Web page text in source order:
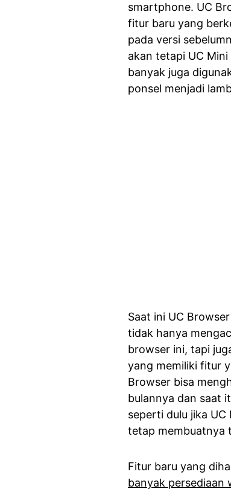
smartphone. UC
fitur baru yang
pada versi
akan tetapi UC
banyak juga
ponsel menjadi
Saat ini UC
tidak hanya
browser ini, tapi
yang memiliki fitur
Browser bisa
bulannya dan saat
seperti dulu jika
tetap membuatnya
Fitur baru yang
banyak persediaan